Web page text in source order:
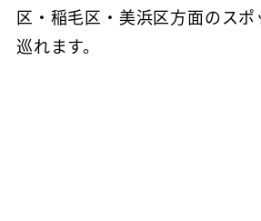
区・稲毛区・美浜区方面のスポ
巡れます。